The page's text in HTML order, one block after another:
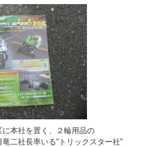
本社を置く、２輪用品の
二社長率いる”トリックスター社”